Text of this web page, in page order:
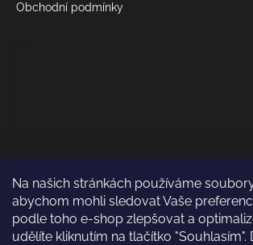
Na našich stránkách používáme
abychom mohli sledovat Vaše
podle toho e-shop zlepšovat a
udělíte kliknutím na tlačítko "Souhlasím".
Obchodní podmínky